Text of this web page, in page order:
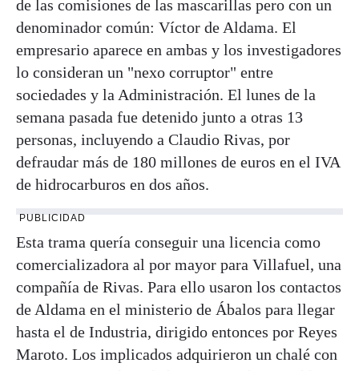
de las comisiones de las mascarillas pero con un
denominador común: Víctor de Aldama. El
empresario aparece en ambas y los investigadores
lo consideran un "nexo corruptor" entre
sociedades y la Administración. El lunes de la
semana pasada fue detenido junto a otras 13
personas, incluyendo a Claudio Rivas, por
defraudar más de 180 millones de euros en el IVA
de hidrocarburos en dos años.
PUBLICIDAD
Esta trama quería conseguir una licencia como
comercializadora al por mayor para Villafuel, una
compañía de Rivas. Para ello usaron los contactos
de Aldama en el ministerio de Ábalos para llegar
hasta el de Industria, dirigido entonces por Reyes
Maroto. Los implicados adquirieron un chalé con